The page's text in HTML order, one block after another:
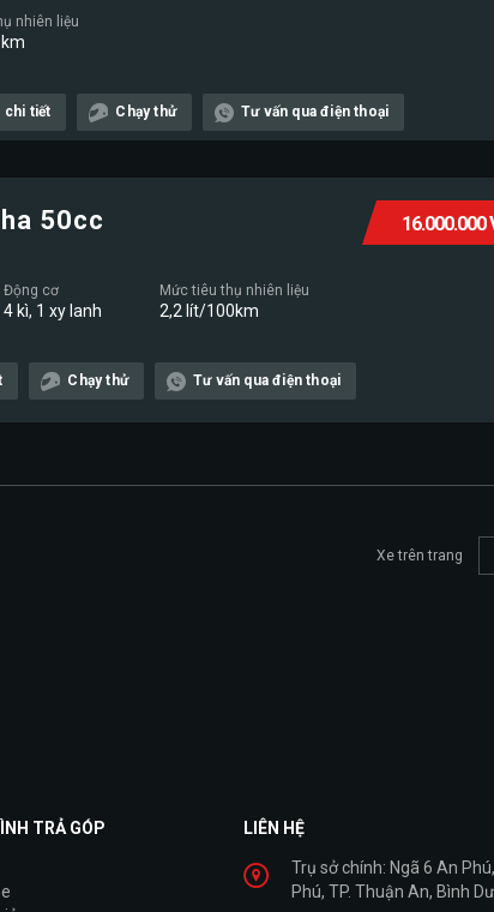
nhiên liệu
chi tiết Chạy thử Tư vấn qua điện thoại
16.000.000
50cc
Động cơ
4 kì, 1 xy lanh
Mức tiêu thụ nhiên liệu
2,2 lít/100km
Chạy thử Tư vấn qua điện thoại
Xe trên trang
TRẢ GÓP LIÊN HỆ
Trụ sở chính: Ngã 6 An
Phú, TP. Thuận An, Bình